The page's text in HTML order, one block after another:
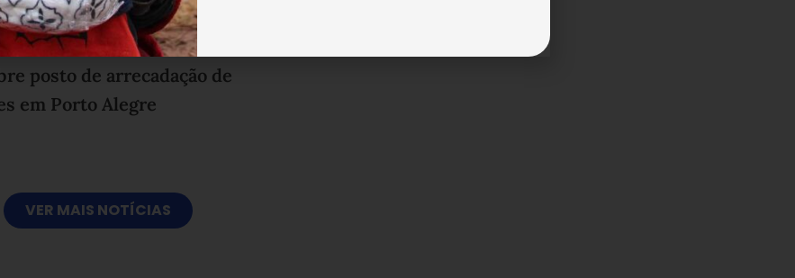
posto de arrecadação de
em Porto Alegre
VER MAIS NOTÍCIAS